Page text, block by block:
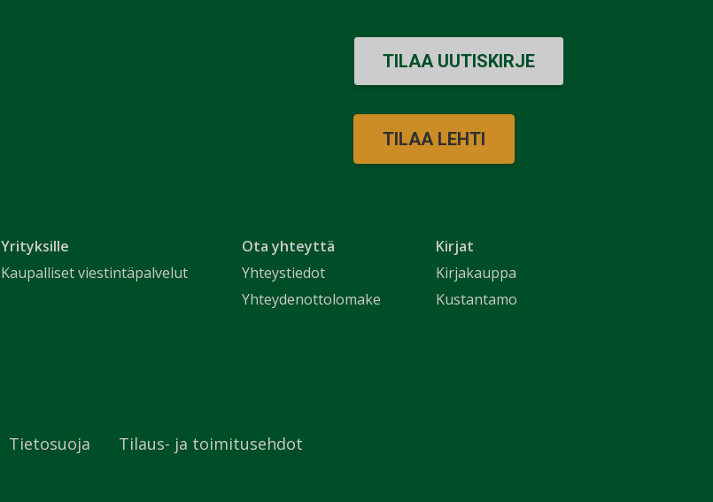
Yrityksille
Kaupalliset viestintäpalvelut
Ota yhteyttä
Yhteystiedot
Yhteydenottolomake
Kirjat
Kirjakauppa
Kustantamo
TILAA UUTISKIRJE
TILAA LEHTI
Tietosuoja Tilaus- ja toimitusehdot